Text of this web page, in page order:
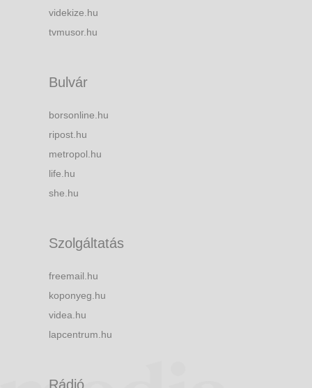
videkize.hu
tvmusor.hu
Bulvár
borsonline.hu
ripost.hu
metropol.hu
life.hu
she.hu
Szolgáltatás
freemail.hu
koponyeg.hu
videa.hu
lapcentrum.hu
Rádió